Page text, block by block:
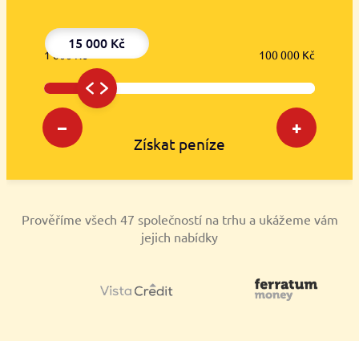
15 000 Kč
– +
1 000 Kč 100 000 Kč
Získat peníze
Prověříme všech 47 společností na trhu a ukážeme vám
jejich nabídky